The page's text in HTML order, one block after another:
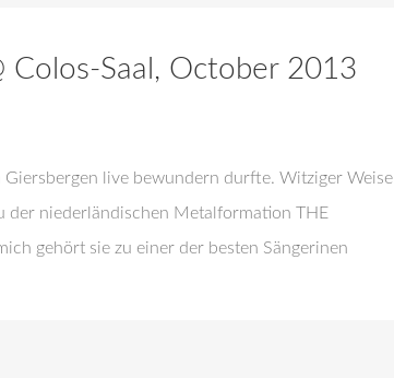
Colos-Saal, October 2013
Giersbergen live bewundern durfte. Witziger Weise
der niederländischen Metalformation THE
gehört sie zu einer der besten Sängerinen